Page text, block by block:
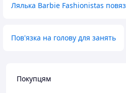
Лялька Barbie Fashionistas
Пов'язка на голову для занять
Покупцям